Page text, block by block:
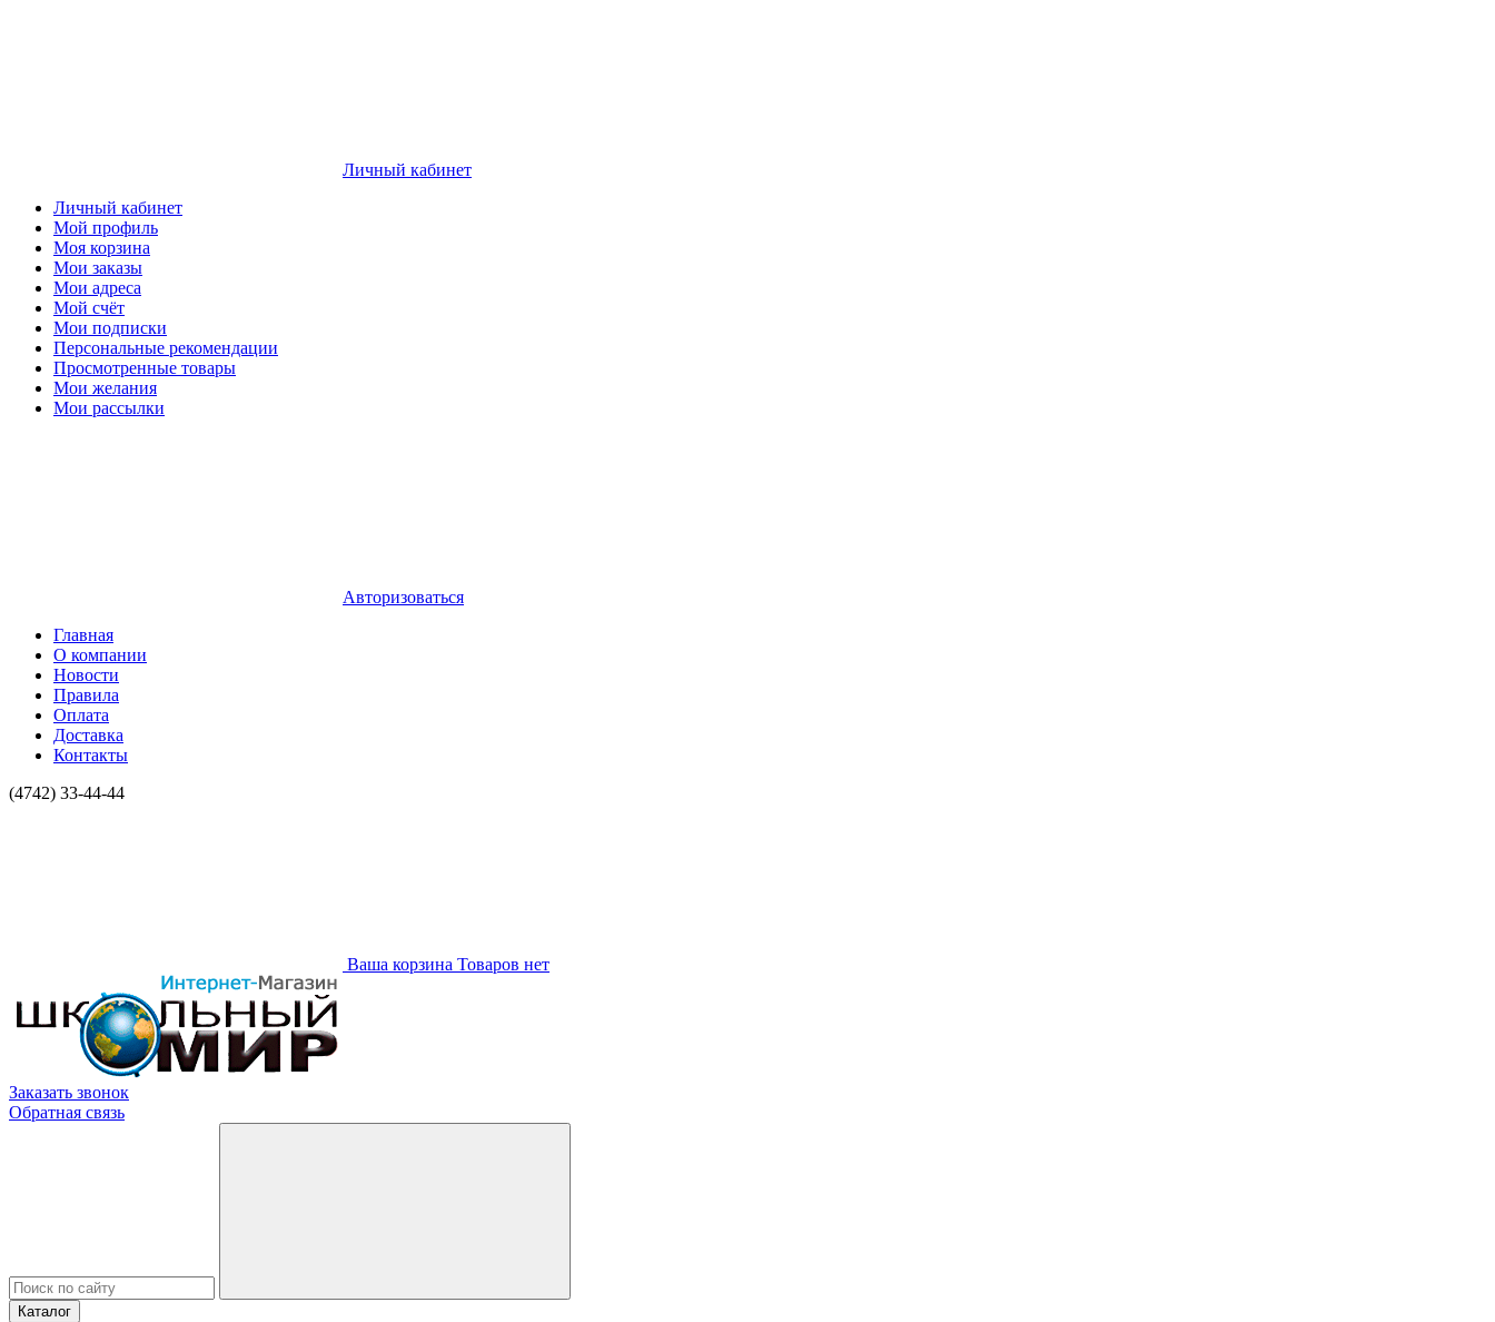
Личный кабинет
Личный кабинет
Мой профиль
Моя корзина
Мои заказы
Мои адреса
Мой счёт
Мои подписки
Персональные рекомендации
Просмотренные товары
Мои желания
Мои рассылки
Авторизоваться
Главная
О компании
Новости
Правила
Оплата
Доставка
Контакты
(4742) 33-44-44
Ваша корзина Товаров нет
Заказать звонок
Обратная связь
Каталог